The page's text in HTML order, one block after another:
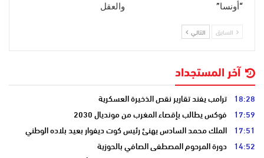
“أونسا”
والعقل
السابق التالي
آخر المستجداد
18:28 ترامب يفند تقارير نقص الذخيرة العسكرية
17:59 فوكس يطالب بإقصاء المغرب من مونديال 2030
17:51 الملك محمد السادس يهنئ رئيس كوت ديفوار بعيد بلاده الوطني
14:52 دورة المرحوم المصطفى الصافي بالحوزية